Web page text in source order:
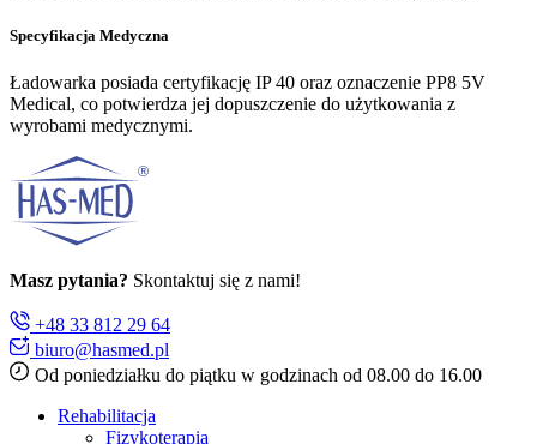
Specyfikacja Medyczna
Ładowarka posiada certyfikację IP 40 oraz oznaczenie PP8 5V
Medical, co potwierdza jej dopuszczenie do użytkowania z
wyrobami medycznymi.
Masz pytania? Skontaktuj się z nami!
+48 33 812 29 64
biuro@hasmed.pl
Od poniedziałku do piątku w godzinach od 08.00 do 16.00
Rehabilitacja
Fizykoterapia